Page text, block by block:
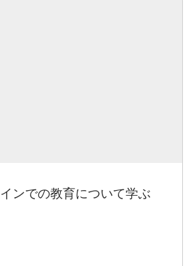
ンでの教育について学ぶ